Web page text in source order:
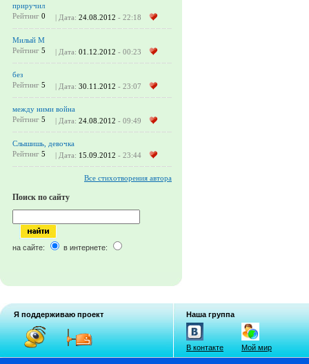
приручил
Рейтинг 0 | Дата: 24.08.2012 - 22:18
Милый М
Рейтинг 5 | Дата: 01.12.2012 - 00:23
без
Рейтинг 5 | Дата: 30.11.2012 - 23:07
между ними война
Рейтинг 5 | Дата: 24.08.2012 - 09:49
Слышишь, девочка
Рейтинг 5 | Дата: 15.09.2012 - 23:44
Все стихотворения автора
Поиск по сайту
на сайте: в интернете:
Я поддерживаю проект Наша группа
В контакте Мой мир